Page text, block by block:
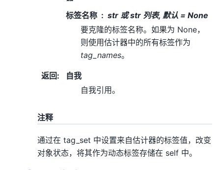
标签名称
str 或 str 列表, 默认 = None
要克隆的标签名称。如果为 None，
则使用估计器中的所有标签作为
tag_names。
返回:
自我
自我引用。
注释
通过在 tag_set 中设置来自估计器的标签值，改变
对象状态，将其作为动态标签存储在 self 中。